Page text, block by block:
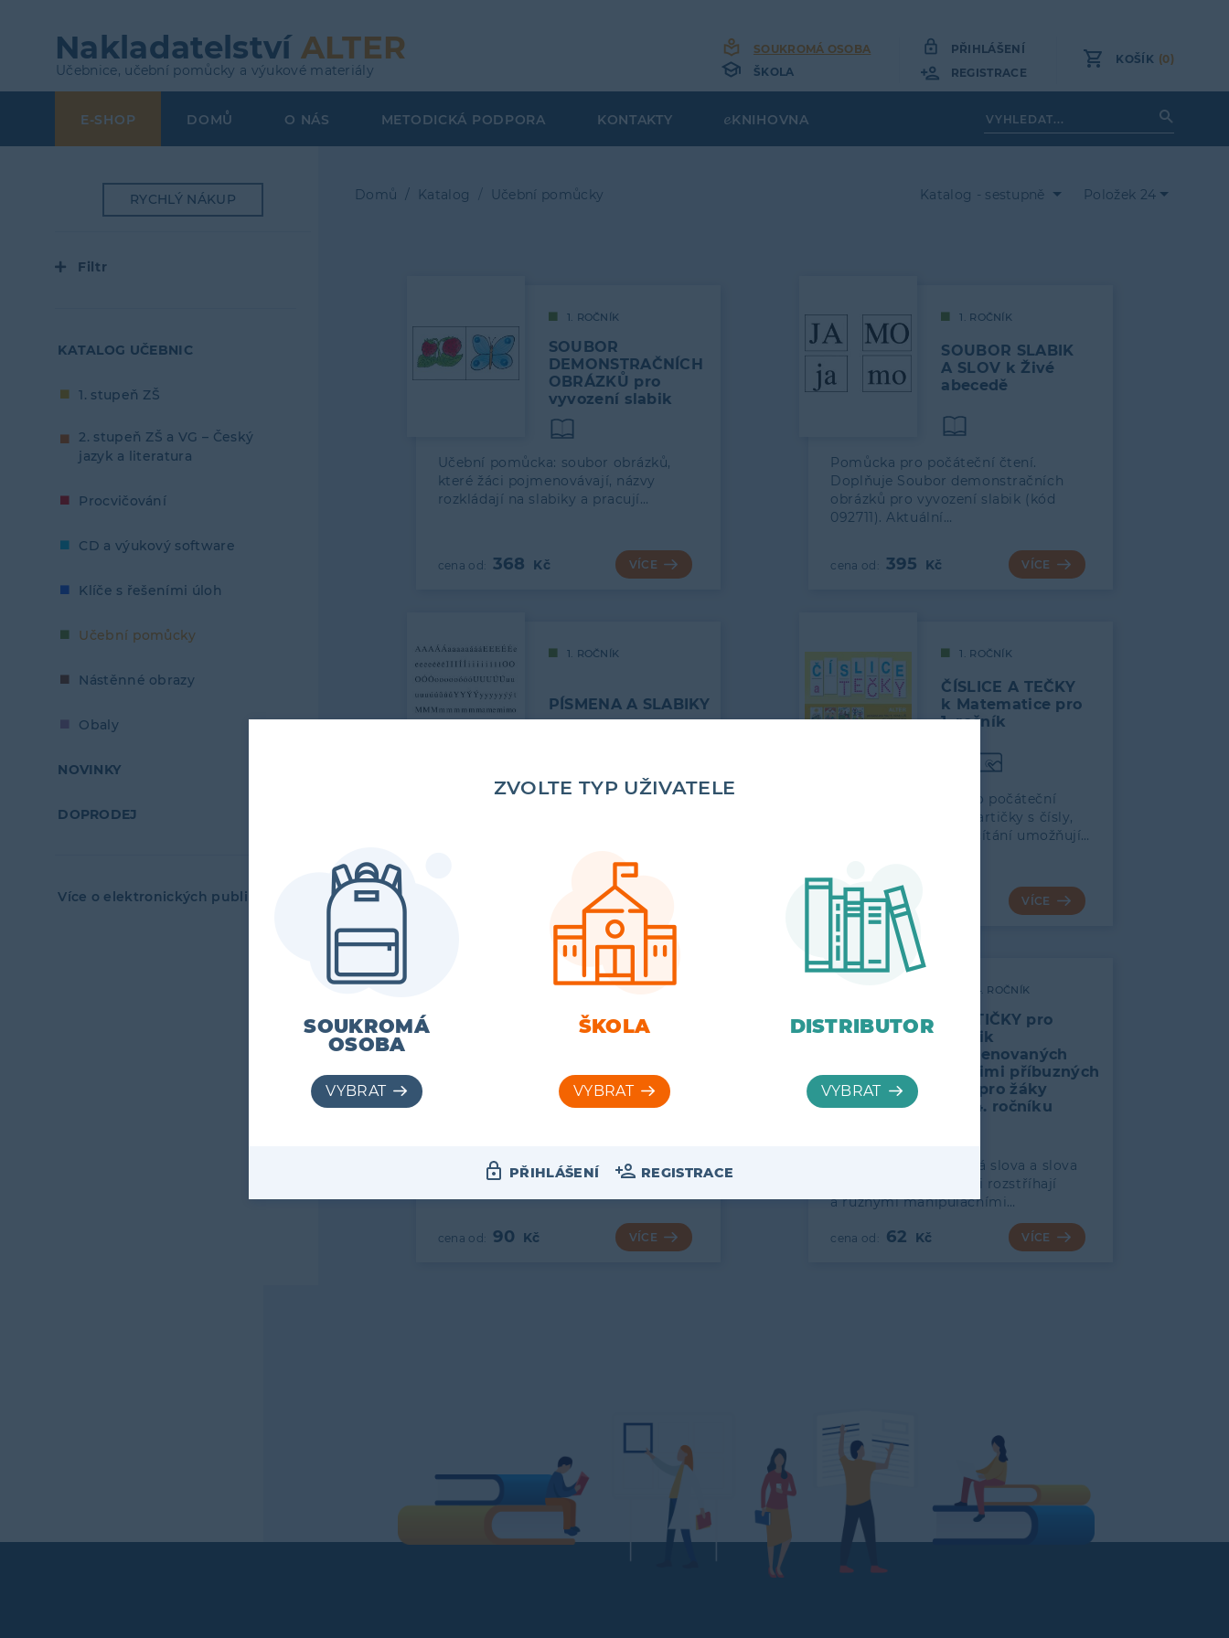
hlavnímuNakladatelství ALTER
Učebnice, učební pomůcky a výukové materiály
SOUKROMÁ OSOBA
ŠKOLA
PŘIHLÁŠENÍ
REGISTRACE
KOŠÍK (0)
Top
Menu
E-SHOP DOMŮ O NÁS METODICKÁ PODPORA KONTAKTY KNIHOVNA
RYCHLÝ NÁKUP
Filtr
KATALOG UČEBNIC
1. stupeň ZŠ
2. stupeň ZŠ a VG – Český
jazyk a literatura
Procvičování
CD a výukový software
Klíče s řešeními úloh
Učební pomůcky
Nástěnné obrazy
Obaly
NOVINKY
DOPRODEJ
Levé
Více o elektronických publikacích
Domů Katalog Učební pomůcky Katalog - sestupně Položek 24
1. ROČNÍK
SOUBOR
DEMONSTRAČNÍCH
OBRÁZKŮ pro
vyvození slabik
Učební pomůcka: soubor obrázků,
které žáci pojmenovávají, názvy
rozkládají na slabiky a pracují…
368 VÍCE
1. ROČNÍK
SOUBOR SLABIK
A SLOV k Živé
abecedě
Pomůcka pro počáteční čtení.
Doplňuje Soubor demonstračních
obrázků pro vyvození slabik (kód
092711). Aktuální…
395 VÍCE
1. ROČNÍK
PÍSMENA A SLABIKY
Pomůcka pro žáky 1. ročníku. Listy
VÍCE
1. ROČNÍK
ČÍSLICE A TEČKY
k Matematice pro
1. ročník
Základní pomůcka pro počáteční
výuku matematiky. Kartičky s čísly,
tečkami a spoji pro sčítání umožňují…
53 VÍCE
LOUTKOVÉ
k dramatizaci pohádek z knihy…
90 VÍCE
3., 4. ROČNÍK
KARTIČKY pro
nácvik
vyjmenovaných
a s nimi příbuzných
slov pro žáky
3. a 4. ročníku
Obrázky, vyjmenovaná slova a slova
s nimi příbuzná si žáci rozstříhají
a různými manipulačními…
62 VÍCE
ZVOLTE TYP UŽIVATELE
SOUKROMÁ
OSOBA
ŠKOLA DISTRIBUTOR
PŘIHLÁŠENÍ REGISTRACE